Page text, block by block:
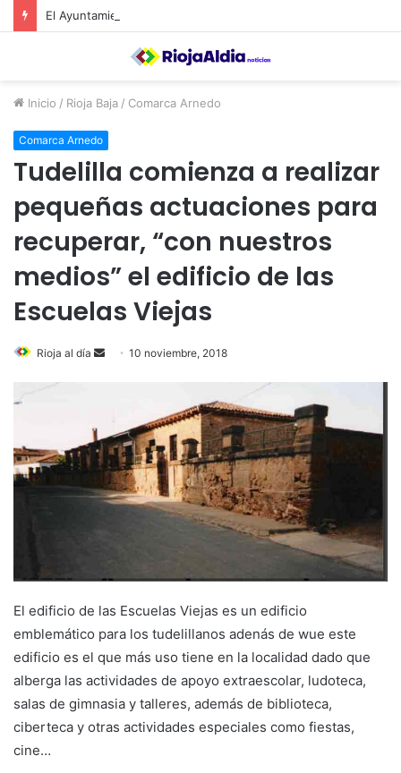
Inicio / Rioja Baja / Comarca Arnedo
Comarca Arnedo
Tudelilla comienza a realizar
pequeñas actuaciones para
recuperar, “con nuestros
medios” el edificio de las
Escuelas Viejas
Rioja al día
a
n
e
m
10 noviembre, 2018
El edificio de las Escuelas Viejas es un edificio
emblemático para los tudelillanos adenás de wue este
edificio es el que más uso tiene en la localidad dado que
alberga las actividades de apoyo extraescolar, ludoteca,
salas de gimnasia y talleres, además de biblioteca,
ciberteca y otras actividades especiales como fiestas,
cine…